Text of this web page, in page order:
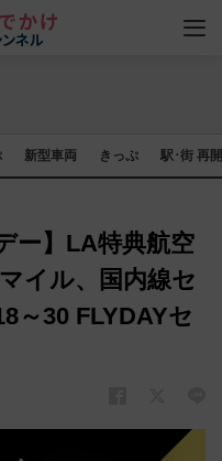
新型車両 きっぷ 駅･街 再
ー】LA特典航空
イル、国内線セ
～30 FLYDAYセ